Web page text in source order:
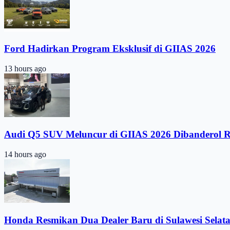
Ford Hadirkan Program Eksklusif di GIIAS 2026
13 hours ago
Audi Q5 SUV Meluncur di GIIAS 2026 Dibanderol
14 hours ago
Honda Resmikan Dua Dealer Baru di Sulawesi